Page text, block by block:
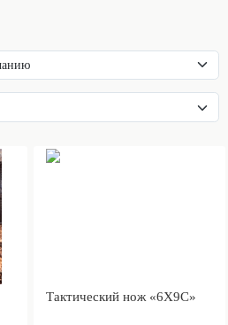
Тактический нож «6Х9С»